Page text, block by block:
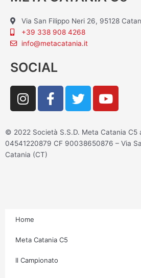
Via San Filippo Neri 26, 95128
+39 338 908 4268
info@metacatania.it
SOCIAL
I
n
t
a
g
F
a
e
b
T
w
t
t
Y
o
t
u
© 2022 Società S.S.D. Meta Catania C5
04541220879 CF 90038650876 – Via
Catania (CT)
Home
Meta Catania C5
Il Campionato